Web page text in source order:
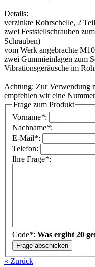
Details:
verzinkte Rohrschelle, 2
zwei Feststellschrauben
Schrauben)
vom Werk angebrachte
zwei Gummieinlagen zum
Vibrationsgeräusche im
Achtung: Zur Verwendung
empfehlen wir eine
Frage zum Produkt
Vorname*:
Nachname*:
E-Mail*:
Telefon:
Ihre Frage*:
Code*: Was ergibt 20
« Zurück